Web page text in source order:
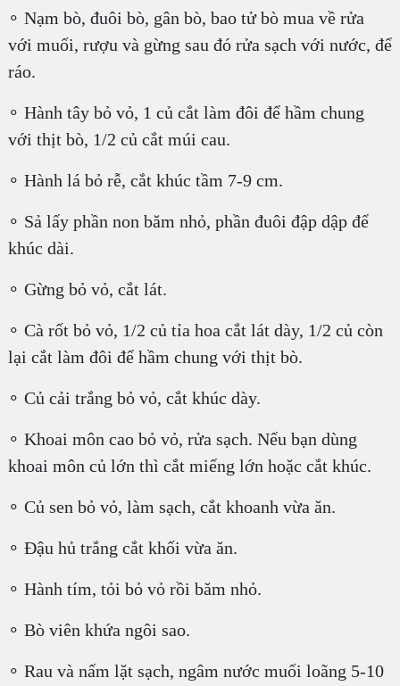
∘ Nạm bò, đuôi bò, gân bò, bao tử bò mua về rửa
với muối, rượu và gừng sau đó rửa sạch với nước, để
ráo.
∘ Hành tây bỏ vỏ, 1 củ cắt làm đôi để hầm chung
với thịt bò, 1/2 củ cắt múi cau.
∘ Hành lá bỏ rễ, cắt khúc tầm 7-9 cm.
∘ Sả lấy phần non băm nhỏ, phần đuôi đập dập để
khúc dài.
∘ Gừng bỏ vỏ, cắt lát.
∘ Cà rốt bỏ vỏ, 1/2 củ tỉa hoa cắt lát dày, 1/2 củ còn
lại cắt làm đôi để hầm chung với thịt bò.
∘ Củ cải trắng bỏ vỏ, cắt khúc dày.
∘ Khoai môn cao bỏ vỏ, rửa sạch. Nếu bạn dùng
khoai môn củ lớn thì cắt miếng lớn hoặc cắt khúc.
∘ Củ sen bỏ vỏ, làm sạch, cắt khoanh vừa ăn.
∘ Đậu hủ trắng cắt khối vừa ăn.
∘ Hành tím, tỏi bỏ vỏ rồi băm nhỏ.
∘ Bò viên khứa ngôi sao.
∘ Rau và nấm lặt sạch, ngâm nước muối loãng 5-10